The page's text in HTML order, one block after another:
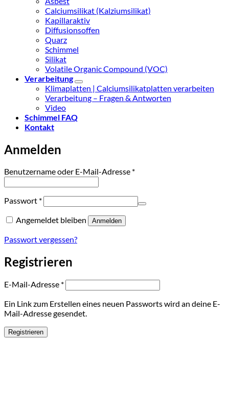
Calciumsilikat (Kalziumsilikat)
Kapillaraktiv
Diffusionsoffen
Quarz
Schimmel
Silikat
Volatile Organic Compound (VOC)
Verarbeitung
Klimaplatten | Calciumsilikatplatten verarbeiten
Verarbeitung – Fragen & Antworten
Video
Schimmel FAQ
Kontakt
Anmelden
Benutzername oder E-Mail-Adresse *Erforderlich
Passwort *Erforderlich
Angemeldet bleiben Anmelden
Passwort vergessen?
Registrieren
E-Mail-Adresse *Erforderlich
Ein Link zum Erstellen eines neuen Passworts wird an deine E-
Mail-Adresse gesendet.
Registrieren